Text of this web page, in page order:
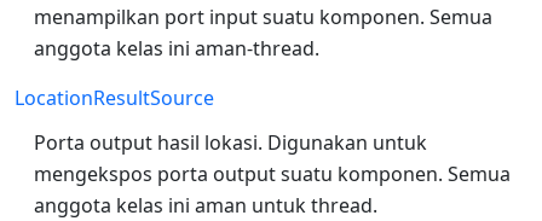
menampilkan port input suatu komponen. Semua
anggota kelas ini aman-thread.
LocationResultSource
Porta output hasil lokasi. Digunakan untuk
mengekspos porta output suatu komponen. Semua
anggota kelas ini aman untuk thread.